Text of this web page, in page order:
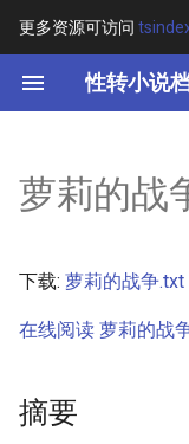
更多资源可访问
性转小说
键
开
搜
索
其他信息
正文
萝莉的战
下载: 萝莉的战争.txt
在线阅读 萝莉的战
摘要